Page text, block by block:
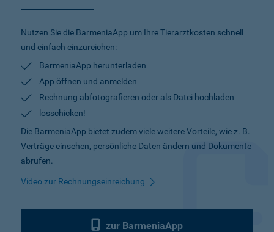
Nutzen Sie die BarmeniaApp um Ihre Tierarztkosten schnell
und einfach einzureichen:
BarmeniaApp herunterladen
App öffnen und anmelden
Rechnung abfotografieren oder als Datei hochladen
losschicken!
Die BarmeniaApp bietet zudem viele weitere Vorteile, wie z. B.
Verträge einsehen, persönliche Daten ändern und Dokumente
abrufen.
Video zur Rechnungseinreichung
zur BarmeniaApp